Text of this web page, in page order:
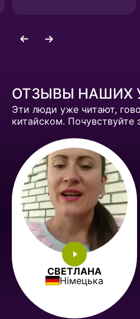
ОТЗЫВЫ НАШИХ
Эти люди уже читают,
китайском. Почувствуйте
ЛЕРА
Корейська